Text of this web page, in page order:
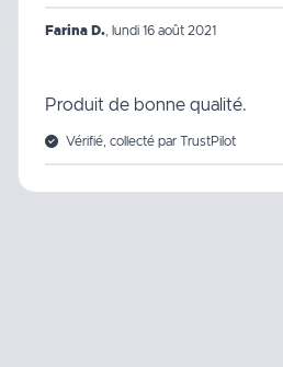
Farina D. lundi 16 août 2021
Produit de bonne qualité.
Vérifié, collecté par TrustPilot